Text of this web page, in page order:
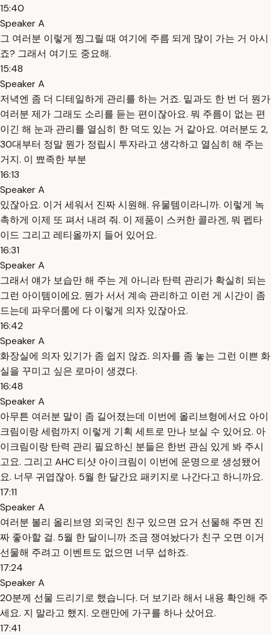
15:40
Speaker A
그 여러분 이렇게 찡그릴 때 여기에 주름 되게 많이 가는 거 아시
죠? 그래서 여기도 중요해.
15:48
Speaker A
저녁엔 좀 더 디테일하게 관리를 하는 거죠. 밑과도 한 번 더 뭔가
여러분 제가 그래도 소리를 듣는 편이잖아요. 뭐 주름이 없는 편
이긴 해 눈과 관리를 열심히 한 덕도 있는 거 같아요. 여러분도 2,
30대부터 정말 뭔가 정립시 투자라고 생각하고 열심히 해 주는
거지. 이 뾰족한 부분
16:13
Speaker A
있잖아요. 이거 세워서 진짜 시원해. 유물템이라니까. 이렇게 녹
촉하게 이제 또 펴서 내려 줘. 이 제품이 스커한 콜라겐, 뭐 펩타
이드 그리고 레티올까지 들어 있어요.
16:31
Speaker A
그래서 얘가 보습만 해 주는 게 아니라 탄력 관리가 확실히 되는
그런 아이템이에요. 뭔가 서서 계속 관리하고 이런 게 시간이 좀
드는데 파우더룸에 다 이렇게 의자 있잖아요.
16:42
Speaker A
화장실에 의자 있기가 좀 쉽지 않죠. 의자를 좀 놓는 그런 이쁜 화
실을 꾸미고 싶은 로마이 생겼다.
16:48
Speaker A
아무튼 여러분 말이 좀 길어졌는데 이번에 올리브형에서요 아이
크림이랑 세럼까지 이렇게 기획 세트로 만나 보실 수 있어요. 아
이크림이랑 탄력 관리 필요하신 분들은 한번 관심 있게 봐 주시
고요. 그리고 AHC 티샷 아이크림이 이번에 운명으로 생성됐어
요. 너무 귀엽잖아. 5월 한 달간요 패키지로 나간다고 하니까요.
17:11
Speaker A
여러분 볼리 올리브영 외국인 친구 있으면 요거 선물해 주면 진
짜 좋아할 걸. 5월 한 달이니까 조금 쟁여놨다가 친구 오면 이거
선물해 주려고 이벤트도 없으면 너무 섭하죠.
17:24
Speaker A
20분께 선물 드리기로 했습니다. 더 보기라 해서 내용 확인해 주
세요. 지 말라고 했지. 오랜만에 가구를 하나 샀어요.
17:41